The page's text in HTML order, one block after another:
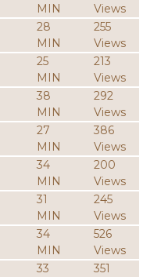
MIN
Views
28
MIN
255
Views
25
MIN
213
Views
38
MIN
292
Views
27
MIN
386
Views
34
MIN
200
Views
31
MIN
245
Views
34
MIN
526
Views
33
351